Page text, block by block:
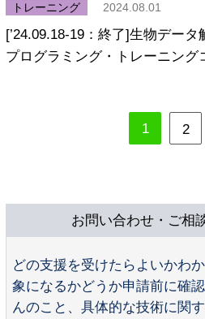
トレーニング 2024.08.01
[’24.09.18-19：終了]生物デー
プログラミング・トレーニング
1 2
お問い合わせ・ご相
どの支援を受けたらよいかわ
象になるかどうか申請前に確
んのこと、具体的な技術に関